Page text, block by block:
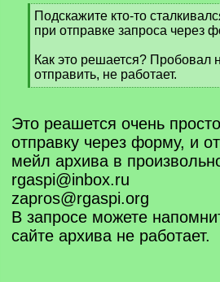
[
q
Подскажите кто-то
при отправке запроса
Как это решается? Пробовал
отправить, не работает.
[
q
]
Это реашется очень
отправку через форму, и
мейл архива в
rgaspi@inbox.ru
zapros@rgaspi.org
В запросе можете
сайте архива не работает.